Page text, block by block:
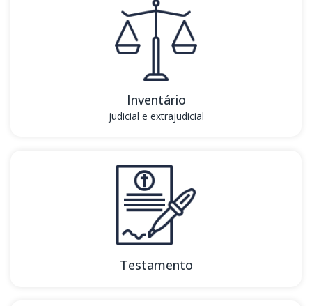
Inventário
judicial e extrajudicial
Testamento